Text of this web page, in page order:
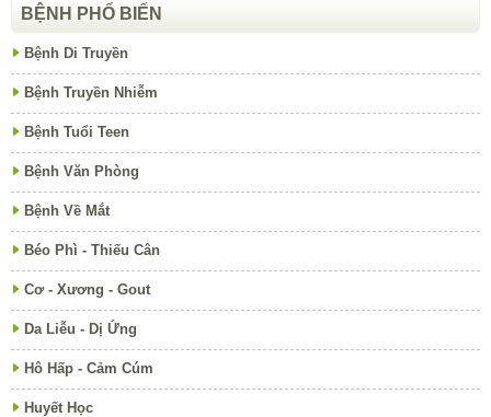
BỆNH PHỔ BIẾN
Bệnh Di Truyền
Bệnh Truyền Nhiễm
Bệnh Tuổi Teen
Bệnh Văn Phòng
Bệnh Về Mắt
Béo Phì - Thiếu Cân
Cơ - Xương - Gout
Da Liễu - Dị Ứng
Hô Hấp - Cảm Cúm
Huyết Học